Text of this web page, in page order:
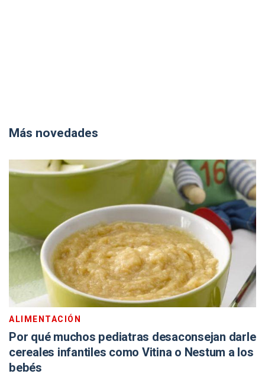
Más novedades
ALIMENTACIÓN
Por qué muchos pediatras desaconsejan darle
cereales infantiles como Vitina o Nestum a los
bebés